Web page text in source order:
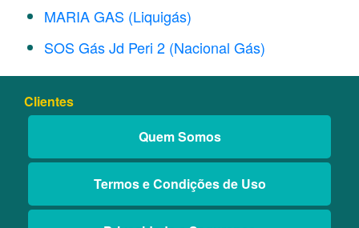
MARIA GAS (Liquigás)
SOS Gás Jd Peri 2 (Nacional Gás)
Clientes
Quem Somos
Termos e Condições de Uso